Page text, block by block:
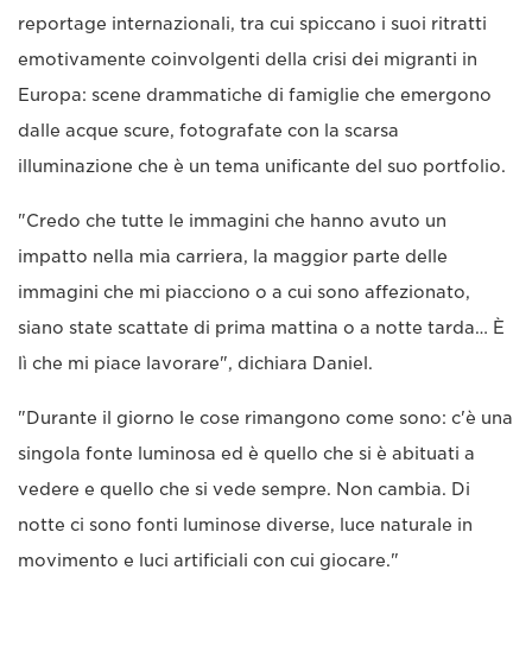
reportage internazionali, tra cui spiccano i suoi ritratti
emotivamente coinvolgenti della crisi dei migranti in
Europa: scene drammatiche di famiglie che emergono
dalle acque scure, fotografate con la scarsa
illuminazione che è un tema unificante del suo portfolio.
"Credo che tutte le immagini che hanno avuto un
impatto nella mia carriera, la maggior parte delle
immagini che mi piacciono o a cui sono affezionato,
siano state scattate di prima mattina o a notte tarda… È
lì che mi piace lavorare", dichiara Daniel.
"Durante il giorno le cose rimangono come sono: c'è una
singola fonte luminosa ed è quello che si è abituati a
vedere e quello che si vede sempre. Non cambia. Di
notte ci sono fonti luminose diverse, luce naturale in
movimento e luci artificiali con cui giocare."